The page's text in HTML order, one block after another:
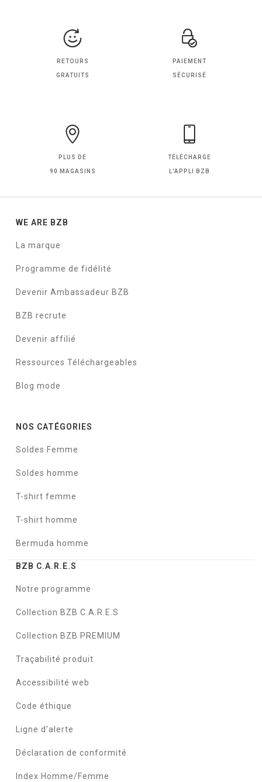
RETOURS
GRATUITS
PAIEMENT
SÉCURISÉ
PLUS DE
90 MAGASINS
TÉLÉCHARGE
L'APPLI BZB
WE ARE BZB
La marque
Programme de fidélité
Devenir Ambassadeur BZB
BZB recrute
Devenir affilié
Ressources Téléchargeables
Blog mode
NOS CATÉGORIES
Soldes Femme
Soldes homme
T-shirt femme
T-shirt homme
Bermuda homme
BZB C.A.R.E.S
Notre programme
Collection BZB C.A.R.E.S
Collection BZB PREMIUM
Traçabilité produit
Accessibilité web
Code éthique
Ligne d'alerte
Déclaration de conformité
Index Homme/Femme